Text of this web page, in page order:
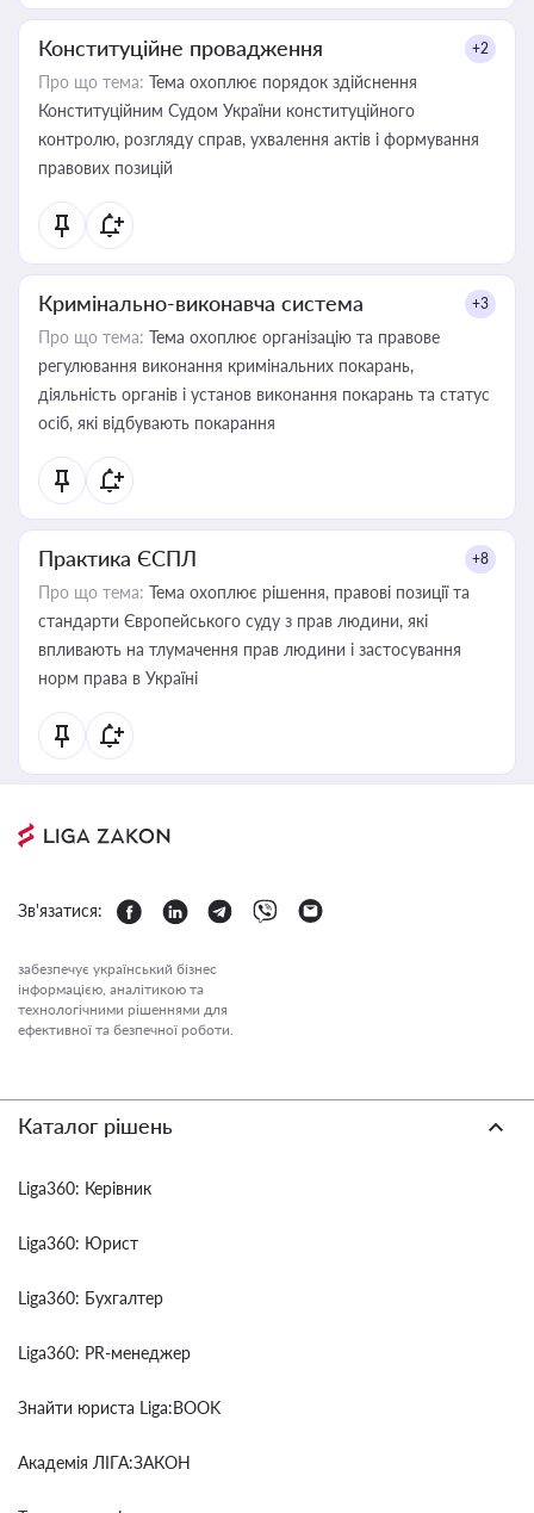
Конституційне провадження +2
Про що тема: Тема охоплює порядок здійснення
Конституційним Судом України конституційного
контролю, розгляду справ, ухвалення актів і формування
правових позицій
Кримінально-виконавча система +3
Про що тема: Тема охоплює організацію та правове
регулювання виконання кримінальних покарань,
діяльність органів і установ виконання покарань та статус
осіб, які відбувають покарання
Практика ЄСПЛ +8
Про що тема: Тема охоплює рішення, правові позиції та
стандарти Європейського суду з прав людини, які
впливають на тлумачення прав людини і застосування
норм права в Україні
Зв'язатися:
забезпечує український бізнес
інформацією, аналітикою та
технологічними рішеннями для
ефективної та безпечної роботи.
Каталог рішень
Liga360: Керівник
Liga360: Юрист
Liga360: Бухгалтер
Liga360: PR-менеджер
Знайти юриста Liga:BOOK
Академія ЛІГА:ЗАКОН